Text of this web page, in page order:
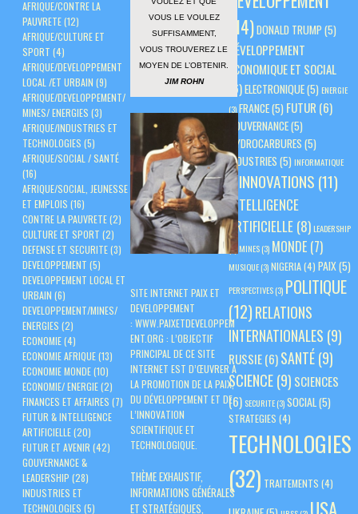
AFRIQUE/CONTRE LA
PAUVRETE(12)
AFRIQUE/CULTURE ET
SPORT (4)
AFRIQUE/DEVELOPPEMENT
LOCAL /ET URBAIN (9)
AFRIQUE/DEVELOPPEMENT/
MINES/ ENERGIES (3)
AFRIQUE/INDUSTRIES ET
TECHNOLOGIES (5)
AFRIQUE/SOCIAL / SANTÉ
(16)
AFRIQUE/SOCIAL, JEUNESSE
ET EMPLOIS (16)
CONTRE LA PAUVRETE(2)
CULTURE ET SPORT (2)
DEFENSE ET SECURITE(3)
DEVELOPPEMENT (5)
DEVELOPPEMENT LOCAL ET
URBAIN (6)
DEVELOPPEMENT/MINES/
ENERGIES (2)
ECONOMIE(4)
ECONOMIE AFRIQUE(13)
ECONOMIE MONDE(10)
ECONOMIE/ ENERGIE(2)
FINANCES ET AFFAIRES (7)
FUTUR & INTELLIGENCE
ARTIFICIELLE(20)
FUTUR ET AVENIR (42)
GOUVERNANCE &
LEADERSHIP (28)
INDUSTRIES ET
TECHNOLOGIES (5)
(14)DONALD TRUMP(5)
DÉVELOPPEMENT
ÉCONOMIQUE ET SOCIAL
(6)ELECTRONIQUE(5)ENERGIE
(3)FRANCE(5)FUTUR (6)
GOUVERNANCE(5)
HYDROCARBURES(5)
INDUSTRIES(5)INFORMATIQUE
(3) INNOVATIONS (11)
INTELLIGENCE
ARTIFICIELLE (8)LEADERSHIP
(3)MINES(3) MONDE (7)
MUSIQUE(3)NIGERIA(4) PAIX(5)
PERSPECTIVES(3) POLITIQUE
(12)RELATIONS
INTERNATIONALES (9)
RUSSIE(6)SANTÉ(9)
SCIENCE(9) SCIENCES
(6) SECURITE(3)SOCIAL(5)
STRATEGIES (4)
TECHNOLOGIES
(32) TRAITEMENTS (4)
VOUS LE VOULEZ
SUFFISAMMENT,
VOUS TROUVEREZ LE
MOYEN DE L’OBTENIR.
JIM ROHN
SITE INTERNET PAIX ET
DEVELOPPEMENT
:WWW.PAIXETDEVELOPPEM
ENT.ORG : L’OBJECTIF
PRINCIPAL DE CE SITE
INTERNET EST D’ŒUVRER À
LA PROMOTION DE LA PAIX,
DU DÉVELOPPEMENT ET DE
L’INNOVATION
SCIENTIFIQUE ET
TECHNOLOGIQUE.
THÈME EXHAUSTIF,
INFORMATIONS GÉNÉRALES
ET STRATÉGIQUES,